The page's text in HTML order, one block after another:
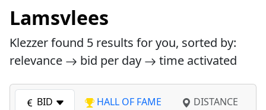
Lamsvlees
Klezzer found 5 results for you, sorted by:
relevance
bid per day time activated
BID HALL OF FAME
DISTANCE